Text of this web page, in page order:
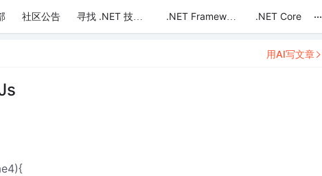
社区公告 寻找 .NET 技术达人 .NET Framework .NET Core ...
用AI写文章